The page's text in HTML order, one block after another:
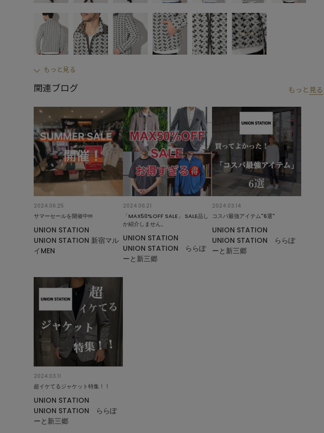
もっと見る
関連ブログ もっと 見る
2024.06.25
サマーセールを開催中!!!
UNION STATION
UNION STATION 新宿マル
イMEN
2024.06.21
「MAX50%OFF SALE」 SALE品し
か紹介しません。
UNION STATION
UNION STATION ららぽ
ーと新三郷
2024.03.14
コスパ最強アイテム"6選"
UNION STATION
UNION STATION ららぽ
ーと新三郷
2024.03.11
超イケてるジャケット特集！！
UNION STATION
UNION STATION ららぽ
ーと新三郷